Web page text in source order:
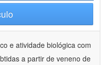
e atividade biológica com
a partir de veneno de